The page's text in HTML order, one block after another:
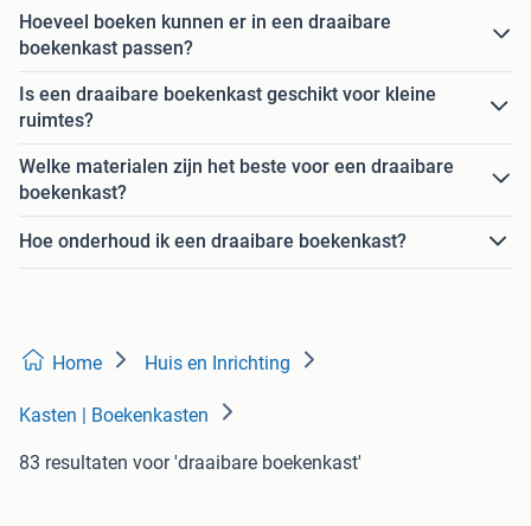
Hoeveel boeken kunnen er in een draaibare
boekenkast passen?
Is een draaibare boekenkast geschikt voor kleine
ruimtes?
Welke materialen zijn het beste voor een draaibare
boekenkast?
Hoe onderhoud ik een draaibare boekenkast?
Home Huis en Inrichting
Kasten | Boekenkasten
83 resultaten voor 'draaibare boekenkast'